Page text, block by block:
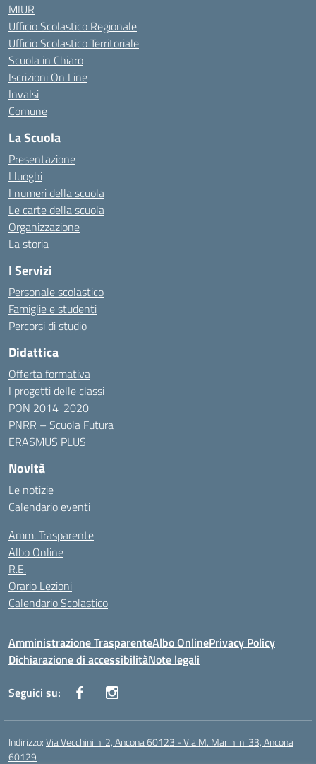
MIUR
Ufficio Scolastico Regionale
Ufficio Scolastico Territoriale
Scuola in Chiaro
Iscrizioni On Line
Invalsi
Comune
La Scuola
Presentazione
I luoghi
I numeri della scuola
Le carte della scuola
Organizzazione
La storia
I Servizi
Personale scolastico
Famiglie e studenti
Percorsi di studio
Didattica
Offerta formativa
I progetti delle classi
PON 2014-2020
PNRR – Scuola Futura
ERASMUS PLUS
Novità
Le notizie
Calendario eventi
Amm. Trasparente
Albo Online
R.E.
Orario Lezioni
Calendario Scolastico
Amministrazione TrasparenteAlbo OnlinePrivacy Policy
Dichiarazione di accessibilitàNote legali
Seguici su:
Indirizzo:Via Vecchini n. 2, Ancona 60123 - Via M. Marini n. 33, Ancona
60129